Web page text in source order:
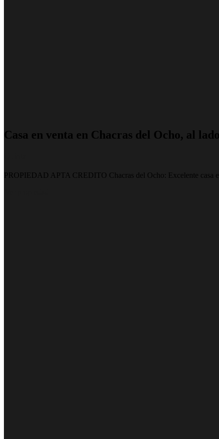
Casa en venta en Chacras del Ocho, al
PROPIEDAD APTA CREDITO Chacras del Ocho: Excelente casa